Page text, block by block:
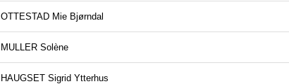
OTTESTAD Mie Bjørndal
MULLER Solène
HAUGSET Sigrid Ytterhus